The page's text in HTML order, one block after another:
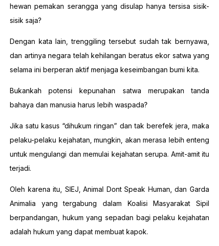
hewan pemakan serangga yang disulap hanya tersisa sisik-
sisik saja?
Dengan kata lain, trenggiling tersebut sudah tak bernyawa,
dan artinya negara telah kehilangan beratus ekor satwa yang
selama ini berperan aktif menjaga keseimbangan bumi kita.
Bukankah potensi kepunahan satwa merupakan tanda
bahaya dan manusia harus lebih waspada?
Jika satu kasus “dihukum ringan” dan tak berefek jera, maka
pelaku-pelaku kejahatan, mungkin, akan merasa lebih enteng
untuk mengulangi dan memulai kejahatan serupa. Amit-amit itu
terjadi.
Oleh karena itu, SIEJ, Animal Dont Speak Human, dan Garda
Animalia yang tergabung dalam Koalisi Masyarakat Sipil
berpandangan, hukum yang sepadan bagi pelaku kejahatan
adalah hukum yang dapat membuat kapok.